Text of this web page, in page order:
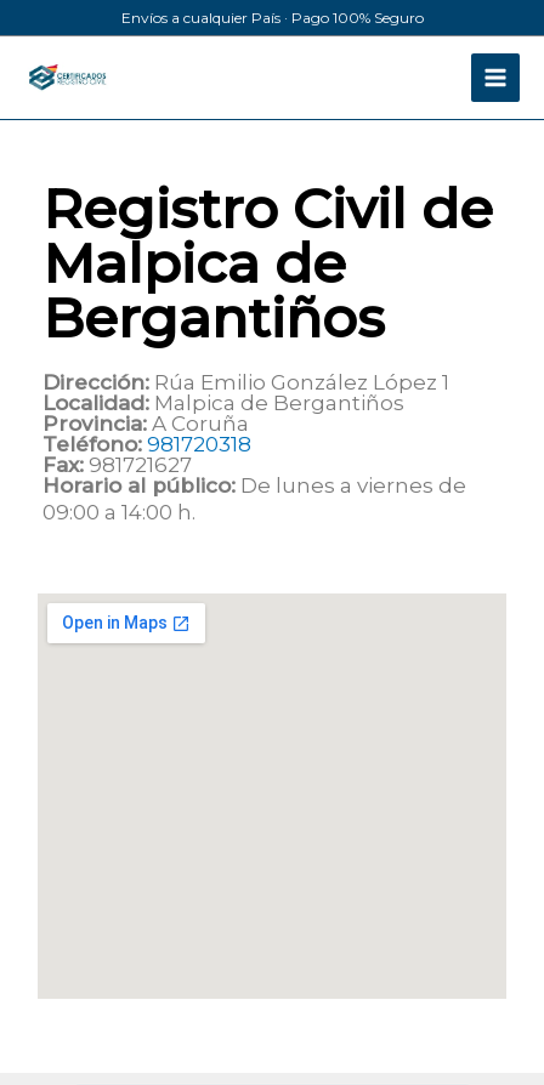
al
contenido
Envíos a cualquier País · Pago 100% Seguro
Registro Civil de
Malpica de
Bergantiños
Dirección: Rúa Emilio González López 1
Localidad: Malpica de Bergantiños
Provincia: A Coruña
Teléfono: 981720318
Fax: 981721627
Horario al público: De lunes a viernes de
09:00 a 14:00 h.